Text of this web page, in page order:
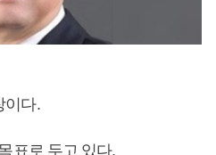
이다.
표로 두고 있다.